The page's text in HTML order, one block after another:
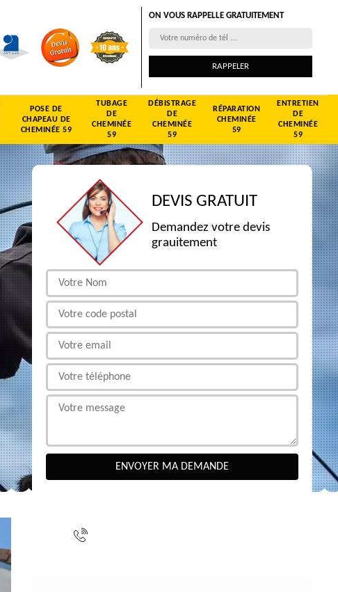
ON VOUS RAPPELLE GRATUITEMENT
POSE DE
CHAPEAU DE
CHEMINÉE 59
TUBAGE
DE
CHEMINÉE
59
DÉBISTRAGE
DE
CHEMINÉE
59
RÉPARATION
CHEMINÉE
59
ENTRETIEN
DE
CHEMINÉE
59
DEVIS GRATUIT
Demandez votre devis
grauitement